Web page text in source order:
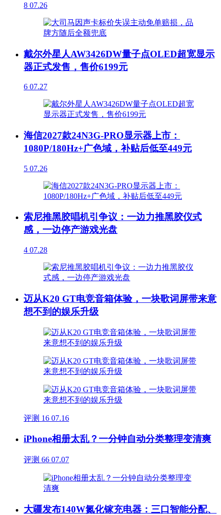
8 07.26
戴尔外星人AW3426DW量子点OLED超宽显示
器正式发售，售价6199元
6 07.27
海信2027款24N3G-PRO显示器上市：
1080P/180Hz+广色域，补贴后低至449元
5 07.26
索尼推黑胶唱机引争议：一边力推黑胶仪式
感，一边停产游戏光盘
4 07.28
迈从K20 GT电竞音箱体验，一块歌词屏带来意
想不到的娱乐升级
评测 16 07.16
iPhone相册太乱？一分钟自动分类整理变清爽
评测 66 07.07
大疆发布140W氮化镓充电器：三口智能分配、